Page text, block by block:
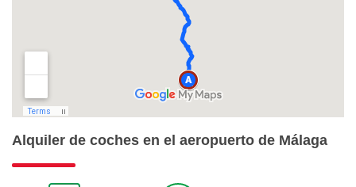
Alquiler de coches en el aeropuerto de Málaga